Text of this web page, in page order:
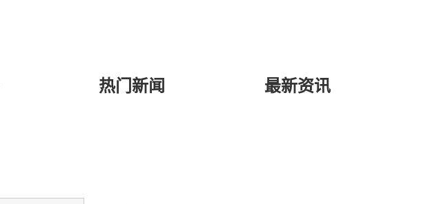
热门新闻 最新资讯